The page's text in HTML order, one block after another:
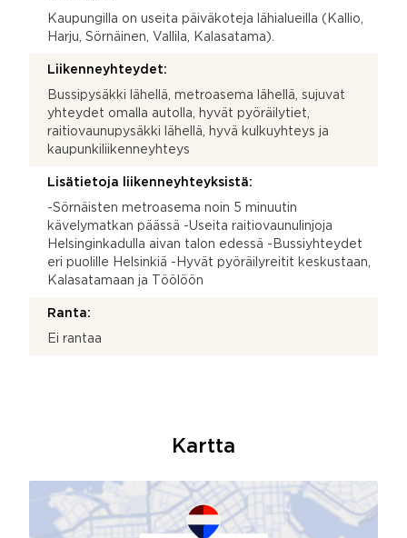
Kaupungilla on useita päiväkoteja lähialueilla (Kallio,
Harju, Sörnäinen, Vallila, Kalasatama).
Liikenneyhteydet:
Bussipysäkki lähellä, metroasema lähellä, sujuvat
yhteydet omalla autolla, hyvät pyöräilytiet,
raitiovaunupysäkki lähellä, hyvä kulkuyhteys ja
kaupunkiliikenneyhteys
Lisätietoja liikenneyhteyksistä:
-Sörnäisten metroasema noin 5 minuutin
kävelymatkan päässä -Useita raitiovaunulinjoja
Helsinginkadulla aivan talon edessä -Bussiyhteydet
eri puolille Helsinkiä -Hyvät pyöräilyreitit keskustaan,
Kalasatamaan ja Töölöön
Ranta:
Ei rantaa
Kartta